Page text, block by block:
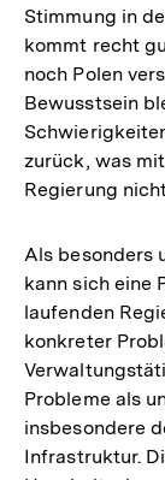
Stimmung in
kommt recht
noch Polen
Bewusstsein
zurück, was
Regierung
Als besonders
kann sich eine
laufenden
konkreter
Probleme als
insbesondere
Infrastruktur.